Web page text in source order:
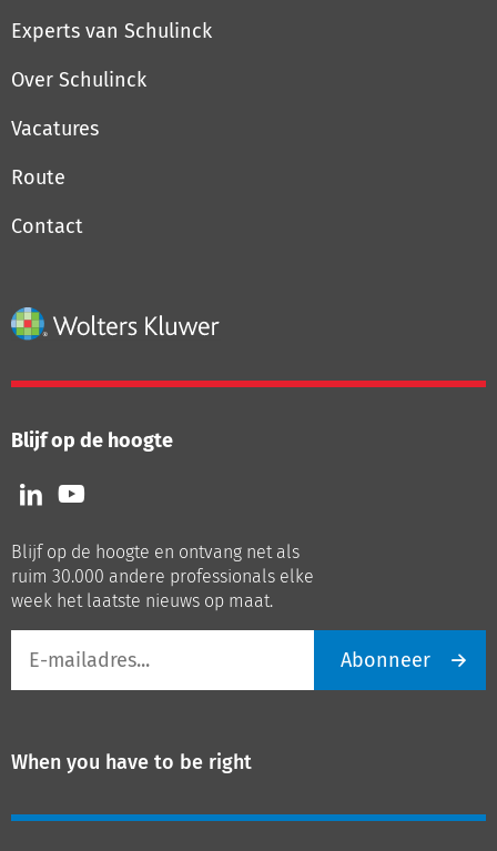
Experts van Schulinck
Over Schulinck
Vacatures
Route
Contact
Blijf op de hoogte
Volg
ons
LinkedIn
Volg
ons
Youtube
Blijf op de hoogte en ontvang net als
ruim 30.000 andere professionals elke
week het laatste nieuws op maat.
mailadres
Abonneer
When you have to be right